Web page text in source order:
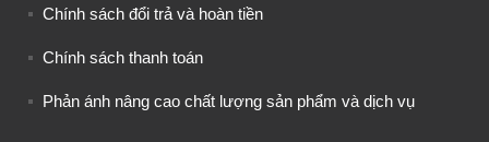
Chính sách đổi trả và hoàn tiền
Chính sách thanh toán
Phản ánh nâng cao chất lượng sản phẩm và dịch vụ